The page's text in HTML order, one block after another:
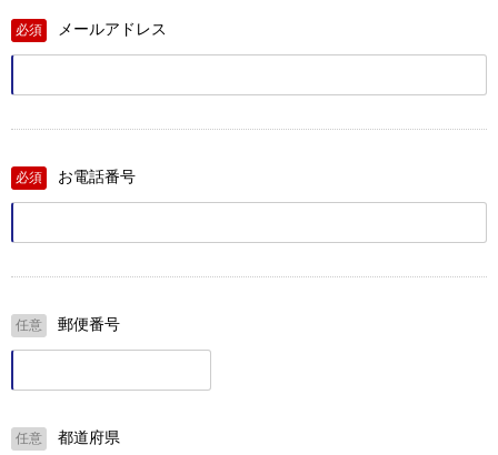
必須 メールアドレス
必須 お電話番号
任意 郵便番号
任意 都道府県